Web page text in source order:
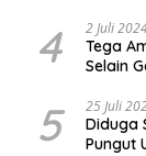
4 2 Juli
Tega
Selain
Dibayar
5 25 Juli
Diduga
Pungut